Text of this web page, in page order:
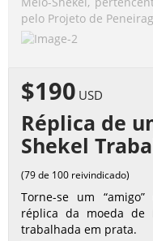
pelo Projeto de
$190 USD
Réplica de
Shekel
(79 de 100 reivindicado)
Torne-se um
réplica da moeda de
trabalhada em prata.